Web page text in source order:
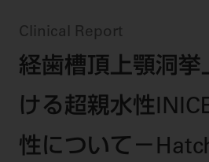
Clinical Report
経歯槽頂上顎洞挙
ける超親水性
性について－
チェア・ユニット
X線撮影装置・器具関連
その他設備機器
小型器械
製品サポート情報
製品から探す
メーカーから探す
デジタル製品サポート
歯科医師
歯科衛生士
開業支援
One to One Club
開業マニュアル
モリタ友の会
有料会員のご案内